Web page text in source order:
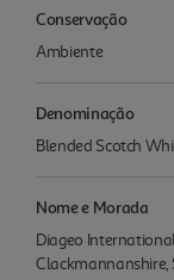
Conservação
Ambiente
Denominação
Blended Scotch
Nome e Morada
Diageo
Clackmannanshire,